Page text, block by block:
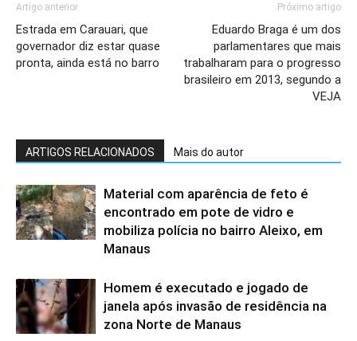
Artigo anterior
Estrada em Carauari, que
governador diz estar quase
pronta, ainda está no barro
Próximo artigo
Eduardo Braga é um dos
parlamentares que mais
trabalharam para o progresso
brasileiro em 2013, segundo a
VEJA
ARTIGOS RELACIONADOS Mais do autor
Material com aparência de feto é
encontrado em pote de vidro e
mobiliza polícia no bairro Aleixo, em
Manaus
Homem é executado e jogado de
janela após invasão de residência na
zona Norte de Manaus